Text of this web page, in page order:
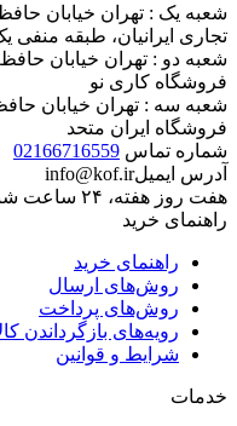
شعبه یک : تهران خیابان
تجاری ایرانیان، طبقه منفی یک
فروشگاه کاری نو
فروشگاه ایران متحد
شماره تماس 02166716559
آدرس ایمیلinfo@kof.ir
هفت روز هفته، ۲۴ ساعت شبانه‌روز پاسخگوی شما هستیم.
راهنمای خرید
راهنمای خرید
روش‌های ارسال
روش‌های پرداخت
رویه‌های بازگرداندن
شرایط و قوانین
خدمات